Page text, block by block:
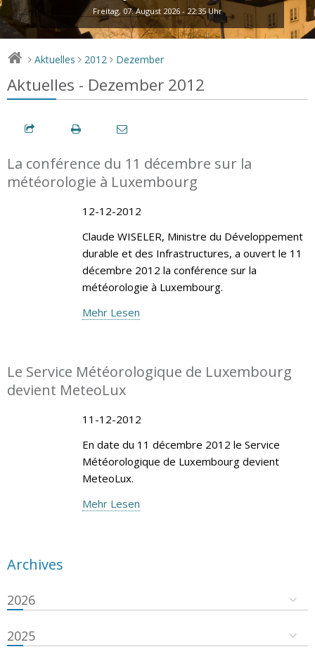
Freitag, 07. August 2026 - 22:35 Uhr
> Aktuelles > 2012 > Dezember
Aktuelles - Dezember 2012
La conférence du 11 décembre sur la
météorologie à Luxembourg
12-12-2012
Claude WISELER, Ministre du Développement
durable et des Infrastructures, a ouvert le 11
décembre 2012 la conférence sur la
météorologie à Luxembourg.
Mehr Lesen
Le Service Météorologique de Luxembourg
devient MeteoLux
11-12-2012
En date du 11 décembre 2012 le Service
Météorologique de Luxembourg devient
MeteoLux.
Mehr Lesen
Archives
2026
2025